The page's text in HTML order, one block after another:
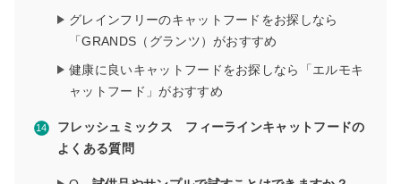
グレインフリーのキャットフードをお探しなら
「GRANDS（グランツ）がおすすめ
健康に良いキャットフードをお探しなら「エルモキ
ャットフード」がおすすめ
フレッシュミックス フィーラインキャットフードの
よくある質問